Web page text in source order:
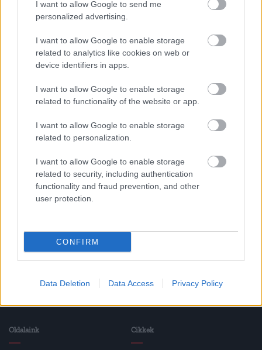
I want to allow Google to send me
personalized advertising.
I want to allow Google to enable storage
related to analytics like cookies on web or
device identifiers in apps.
I want to allow Google to enable storage
related to functionality of the website or app.
I want to allow Google to enable storage
related to personalization.
I want to allow Google to enable storage
related to security, including authentication
functionality and fraud prevention, and other
user protection.
CONFIRM
Data Deletion Data Access Privacy Policy
2002/4-5.
Korszak
Egyetemes történelem
Oldalaink Cikkek